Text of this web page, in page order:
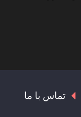
تماس با ما